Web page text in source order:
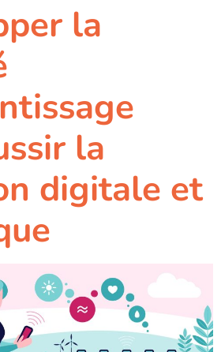
la
la
digitale et